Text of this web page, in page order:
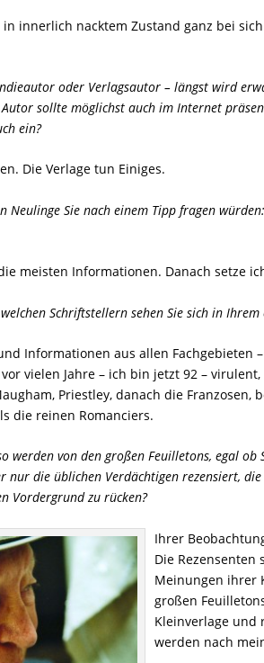
in innerlich nacktem Zustand ganz bei
oder Verlagsautor – längst wird
sollte möglichst auch im Internet
ein?
Die Verlage tun Einiges.
Neulinge Sie nach einem Tipp fragen
meisten Informationen. Danach setze
Schriftstellern sehen Sie sich in
Informationen aus allen Fachgebieten
vielen Jahre – ich bin jetzt 92 –
Priestley, danach die
die reinen Romanciers.
werden von den großen Feuilletons, egal ob
die üblichen Verdächtigen rezensiert,
Vordergrund zu rücken?
Ihrer
Die
Meinungen ihrer
großen
Kleinverlage und
werden nach